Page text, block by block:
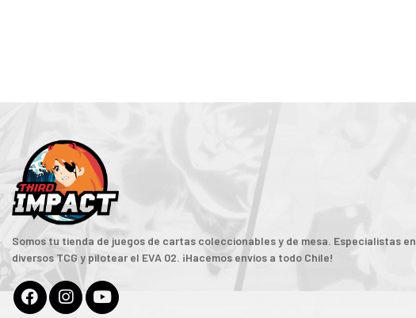
Somos tu tienda de juegos de cartas coleccionables y de mesa. Especialistas en
diversos TCG y pilotear el EVA 02. ¡Hacemos envíos a todo Chile!